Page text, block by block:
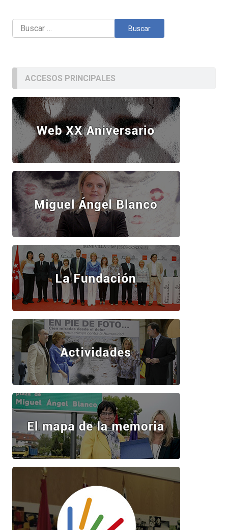
Buscar:
ACCESOS PRINCIPALES